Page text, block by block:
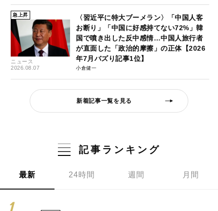
急上昇
ニュース
2026.08.07
〈習近平に特大ブーメラン〉「中国人客
お断り」「中国に好感持てない72%」韓
国で噴き出した反中感情…中国人旅行者
が直面した「政治的摩擦」の正体【2026
年7月バズり記事1位】
小倉健一
新着記事一覧を見る
記事ランキング
最新 24時間 週間 月間